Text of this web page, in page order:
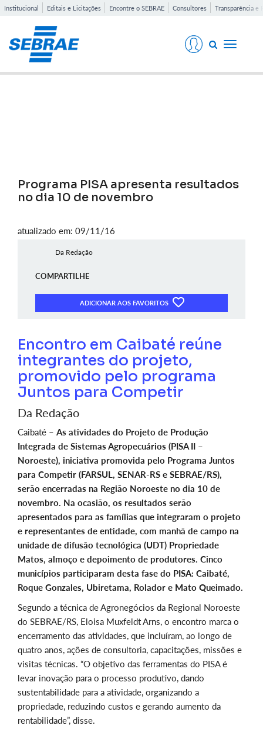
Institucional Editais e Licitações Encontre o SEBRAE Consultores Transparência e
Toggle
Programa PISA apresenta resultados
no dia 10 de novembro
atualizado em: 09/11/16
Da Redação
COMPARTILHE
ADICIONAR AOS FAVORITOS
Encontro em Caibaté reúne
integrantes do projeto,
promovido pelo programa
Juntos para Competir
Da Redação
Caibaté – As atividades do Projeto de Produção
Integrada de Sistemas Agropecuários (PISA II –
Noroeste), iniciativa promovida pelo Programa Juntos
para Competir (FARSUL, SENAR-RS e SEBRAE/RS),
serão encerradas na Região Noroeste no dia 10 de
novembro. Na ocasião, os resultados serão
apresentados para as famílias que integraram o projeto
e representantes de entidade, com manhã de campo na
unidade de difusão tecnológica (UDT) Propriedade
Matos, almoço e depoimento de produtores. Cinco
municípios participaram desta fase do PISA: Caibaté,
Roque Gonzales, Ubiretama, Rolador e Mato Queimado.
Segundo a técnica de Agronegócios da Regional Noroeste
do SEBRAE/RS, Eloisa Muxfeldt Arns, o encontro marca o
encerramento das atividades, que incluíram, ao longo de
quatro anos, ações de consultoria, capacitações, missões e
visitas técnicas. “O objetivo das ferramentas do PISA é
levar inovação para o processo produtivo, dando
sustentabilidade para a atividade, organizando a
propriedade, reduzindo custos e gerando aumento da
rentabilidade”, disse.